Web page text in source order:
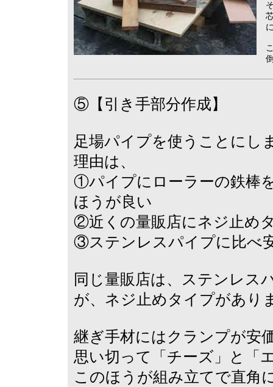
⑤【引き手部分作成】
足場パイプを使うことにし
理由は、
①パイプにローラーの鉄棒
ほうが良い
②近くの量販店にネジ止め
③ステンレスパイプに比べ
同じ量販店は、ステンレス
が、ネジ止めタイプがあり
継ぎ手材にはクランプが安
思い切って「チーズ」と「
このほうが組み立てで直角